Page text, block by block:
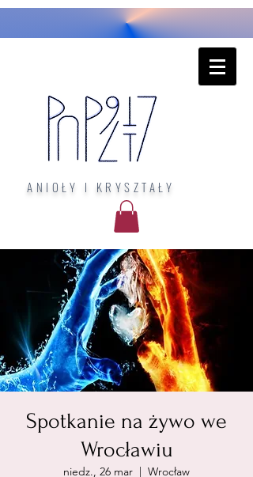
ANIOŁY I KRYSZTAŁY
Spotkanie na żywo we
Wrocławiu
niedz., 26 mar
  |
Wrocław